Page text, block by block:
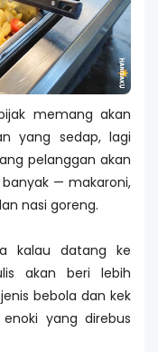
memang akan
yang sedap, lagi
pelanggan akan
— makaroni,
nasi goreng.
kalau datang ke
akan beri lebih
bebola dan kek
yang direbus